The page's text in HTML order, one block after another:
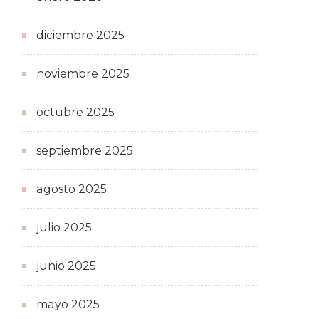
diciembre 2025
noviembre 2025
octubre 2025
septiembre 2025
agosto 2025
julio 2025
junio 2025
mayo 2025